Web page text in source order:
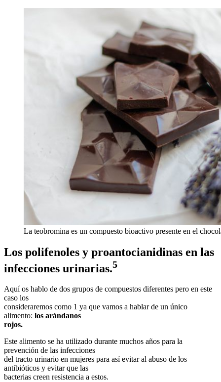
La teobromina es un compuesto bioactivo presente en el
Los polifenoles y proantocianidinas en las
infecciones urinarias.5
Aquí os hablo de dos grupos de compuestos diferentes pero en este
caso los
consideraremos como 1 ya que vamos a hablar de un único
alimento: los arándanos
rojos.
Este alimento se ha utilizado durante muchos años para la
prevención de las infecciones
del tracto urinario en mujeres para así evitar al abuso de los
antibióticos y evitar que las
bacterias creen resistencia a estos.